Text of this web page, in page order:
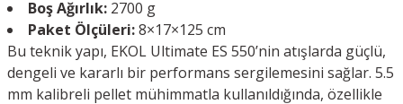
Boş Ağırlık: 2700 g
Paket Ölçüleri:8×17×125 cm
Bu teknik yapı, EKOL Ultimate ES 550’nin atışlarda güçlü,
dengeli ve kararlı bir performans sergilemesini sağlar. 5.5
mm kalibreli pellet mühimmatla kullanıldığında, özellikle